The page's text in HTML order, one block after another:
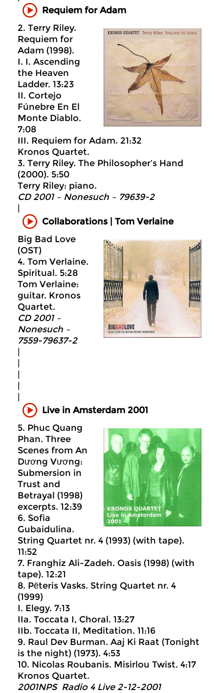
Requiem for Adam
2. Terry Riley.
Requiem for
Adam (1998).
I. I. Ascending
the Heaven
Ladder. 13:23
II. Cortejo
Fúnebre En El
Monte Diablo.
7:08
III. Requiem for Adam. 21:32
Kronos Quartet.
3. Terry Riley. The Philosopher’s Hand
(2000). 5:50
Terry Riley: piano.
CD 2001 – Nonesuch ‎– 79639-2
Collaborations | Tom Verlaine
Big Bad Love
(OST)
4. Tom Verlaine.
Spiritual. 5:28
Tom Verlaine:
guitar. Kronos
Quartet.
CD 2001 –
Nonesuch –
7559-79637-2
Live in Amsterdam 2001
5. Phuc Quang
Phan. Three
Scenes from An
Dương Vương:
Submersion in
Trust and
Betrayal (1998)
excerpts. 12:39
6. Sofia
Gubaidulina.
String Quartet nr. 4 (1993) (with tape).
11:52
7. Franghiz Ali-Zadeh. Oasis (1998) (with
tape). 12:21
8. Pēteris Vasks. String Quartet nr. 4
(1999)
I. Elegy. 7:13
IIa. Toccata I, Choral. 13:27
IIb. Toccata II, Meditation. 11:16
9. Raul Dev Burman. Aaj Ki Raat (Tonight
is the night) (1973). 4:53
10. Nicolas Roubanis. Misirlou Twist. 4:17
Kronos Quartet.
2001NPS Radio 4 Live 2-12-2001